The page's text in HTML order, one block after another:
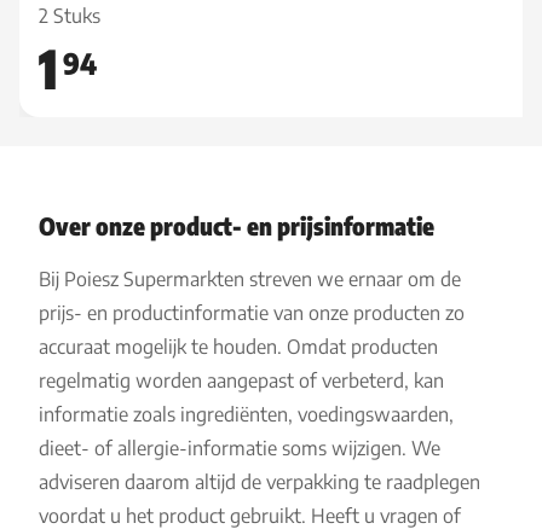
2 Stuks
1 94
Over onze product- en prijsinformatie
Bij Poiesz Supermarkten streven we ernaar om de
prijs- en productinformatie van onze producten zo
accuraat mogelijk te houden. Omdat producten
regelmatig worden aangepast of verbeterd, kan
informatie zoals ingrediënten, voedingswaarden,
dieet- of allergie-informatie soms wijzigen. We
adviseren daarom altijd de verpakking te raadplegen
voordat u het product gebruikt. Heeft u vragen of